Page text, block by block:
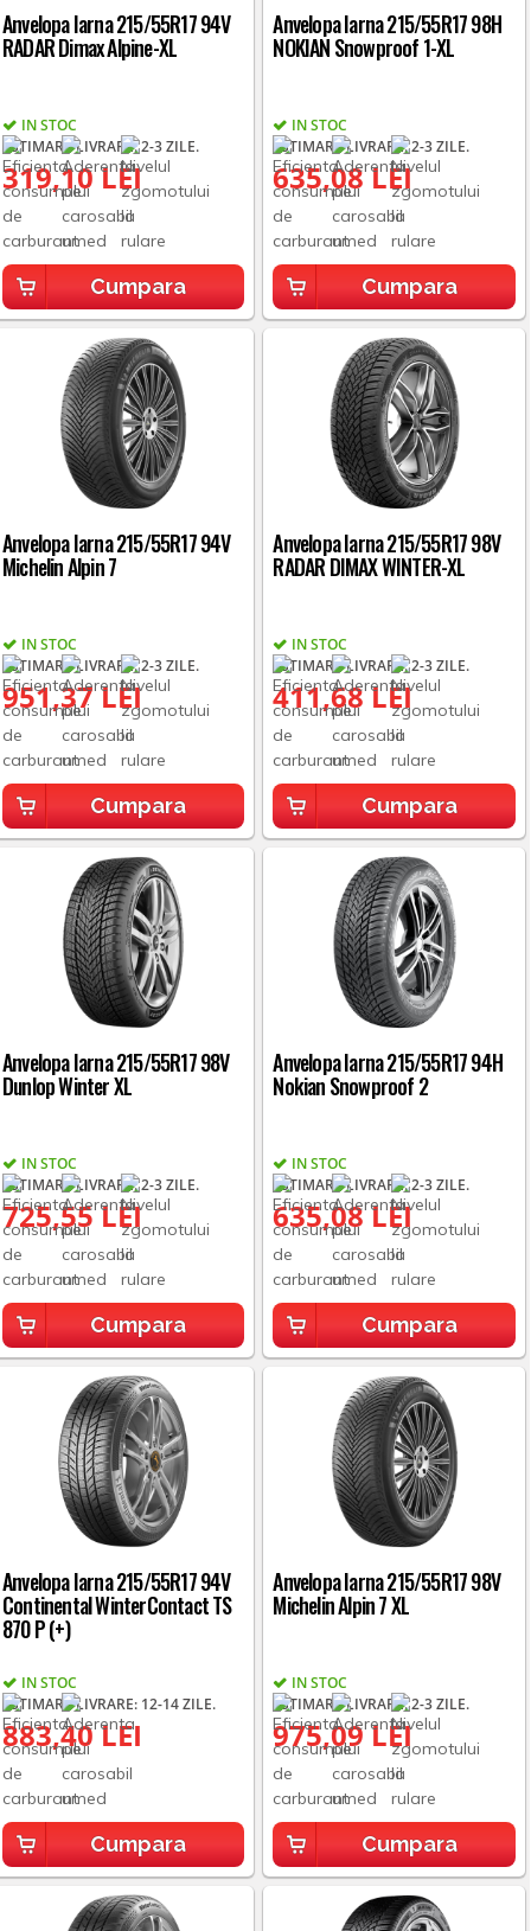
Anvelopa Iarna 215/55R17 94V
RADAR Dimax Alpine-XL
IN STOC
ESTIMARE LIVRARE: 2-3 ZILE.
319,10 LEI
Cumpara
Anvelopa Iarna 215/55R17 98H
NOKIAN Snowproof 1-XL
IN STOC
ESTIMARE LIVRARE: 2-3 ZILE.
635,08 LEI
Cumpara
Anvelopa Iarna 215/55R17 94V
Michelin Alpin 7
IN STOC
ESTIMARE LIVRARE: 2-3 ZILE.
951,37 LEI
Cumpara
Anvelopa Iarna 215/55R17 98V
RADAR DIMAX WINTER-XL
IN STOC
ESTIMARE LIVRARE: 2-3 ZILE.
411,68 LEI
Cumpara
Anvelopa Iarna 215/55R17 98V
Dunlop Winter XL
IN STOC
ESTIMARE LIVRARE: 2-3 ZILE.
725,55 LEI
Cumpara
Anvelopa Iarna 215/55R17 94H
Nokian Snowproof 2
IN STOC
ESTIMARE LIVRARE: 2-3 ZILE.
635,08 LEI
Cumpara
Anvelopa Iarna 215/55R17 94V
Continental WinterContact TS
870 P (+)
IN STOC
ESTIMARE LIVRARE: 12-14 ZILE.
883,40 LEI
Cumpara
Anvelopa Iarna 215/55R17 98V
Michelin Alpin 7 XL
IN STOC
ESTIMARE LIVRARE: 2-3 ZILE.
975,09 LEI
Cumpara